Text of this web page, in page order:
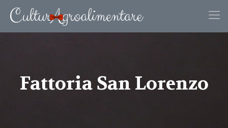
Fattoria San Lorenzo